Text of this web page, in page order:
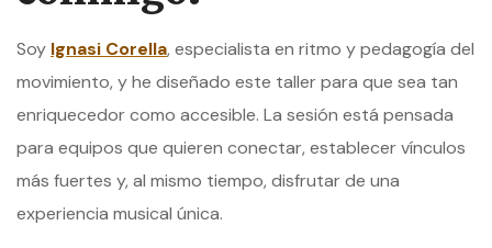
Soy Ignasi Corella, especialista en ritmo y pedagogía del
movimiento, y he diseñado este taller para que sea tan
enriquecedor como accesible. La sesión está pensada
para equipos que quieren conectar, establecer vínculos
más fuertes y, al mismo tiempo, disfrutar de una
experiencia musical única.